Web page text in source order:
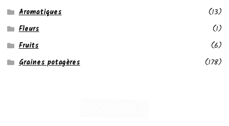
Aromatiques
(13)
Fleurs
(1)
Fruits
(6)
Graines potagères
(178)